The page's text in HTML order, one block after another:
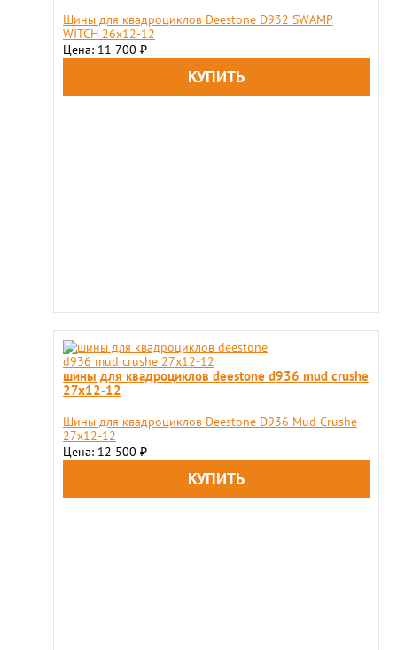
Шины для квадроциклов Deestone D932 SWAMP
WITCH 26x12-12
Цена: 11 700 ₽
шины для квадроциклов deestone d936 mud crushe
27x12-12
Шины для квадроциклов Deestone D936 Mud Crushe
27x12-12
Цена: 12 500 ₽